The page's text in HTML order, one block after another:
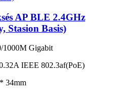
AP BLE 2.4GHz
Stasion Basis)
Gigabit
IEEE 802.3af(PoE)
34mm